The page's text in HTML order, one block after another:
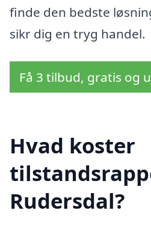
finde den bedste
sikr dig en tryg handel.
Få 3 tilbud, gratis og
Hvad koster
Rudersdal?